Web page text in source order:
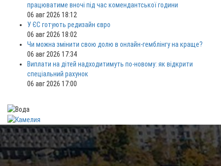
працюватиме вночі під час комендантської години
06 авг 2026 18:12
У ЄС готують редизайн євро
06 авг 2026 18:02
Чи можна змінити свою долю в онлайн-гемблінгу на краще?
06 авг 2026 17:34
Виплати на дітей надходитимуть по-новому: як відкрити
спеціальний рахунок
06 авг 2026 17:00